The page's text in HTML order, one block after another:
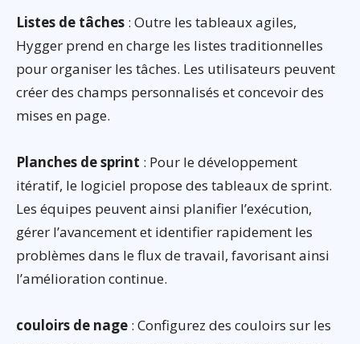
Listes de tâches : Outre les tableaux agiles,
Hygger prend en charge les listes traditionnelles
pour organiser les tâches. Les utilisateurs peuvent
créer des champs personnalisés et concevoir des
mises en page.
Planches de sprint : Pour le développement
itératif, le logiciel propose des tableaux de sprint.
Les équipes peuvent ainsi planifier l’exécution,
gérer l’avancement et identifier rapidement les
problèmes dans le flux de travail, favorisant ainsi
l’amélioration continue.
couloirs de nage : Configurez des couloirs sur les